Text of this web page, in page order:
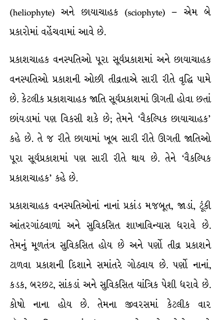
(heliophyte) અને છાયાચાહક (sciophyte) – એમ બે
પ્રકારોમાં વહેંચવામાં આવે છે.
પ્રકાશચાહક વનસ્પતિઓ પૂરા સૂર્યપ્રકાશમાં અને છાયાચાહક
વનસ્પતિઓ પ્રકાશની ઓછી તીવ્રતાએ સારી રીતે વૃદ્ધિ પામે
છે. કેટલીક પ્રકાશચાહક જાતિ સૂર્યપ્રકાશમાં ઊગતી હોવા છતાં
છાંયડામાં પણ વિકસી શકે છે; તેમને ‘વૈકલ્પિક છાયાચાહક’
કહે છે. તે જ રીતે છાયામાં ખૂબ સારી રીતે ઊગતી જાતિઓ
પૂરા સૂર્યપ્રકાશમાં પણ સારી રીતે થાય છે. તેને ‘વૈકલ્પિક
પ્રકાશચાહક’ કહે છે.
પ્રકાશચાહક વનસ્પતિઓનાં નાનાં પ્રકાંડ મજબૂત, જાડાં, ટૂંકી
આંતરગાંઠવાળાં અને સુવિકસિત શાખાવિન્યાસ ધરાવે છે.
તેમનું મૂળતંત્ર સુવિકસિત હોય છે અને પર્ણો તીવ્ર પ્રકાશને
ટાળવા પ્રકાશની દિશાને સમાંતરે ગોઠવાય છે. પર્ણો નાનાં,
કડક, બરછટ, સાંકડાં અને સુવિકસિત યાંત્રિક પેશી ધરાવે છે.
કોષો નાના હોય છે. તેમના જીવરસમાં કેટલીક વાર